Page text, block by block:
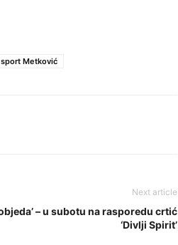
Metković
Next article
– u subotu na rasporedu crtić
‘Divlji Spirit’